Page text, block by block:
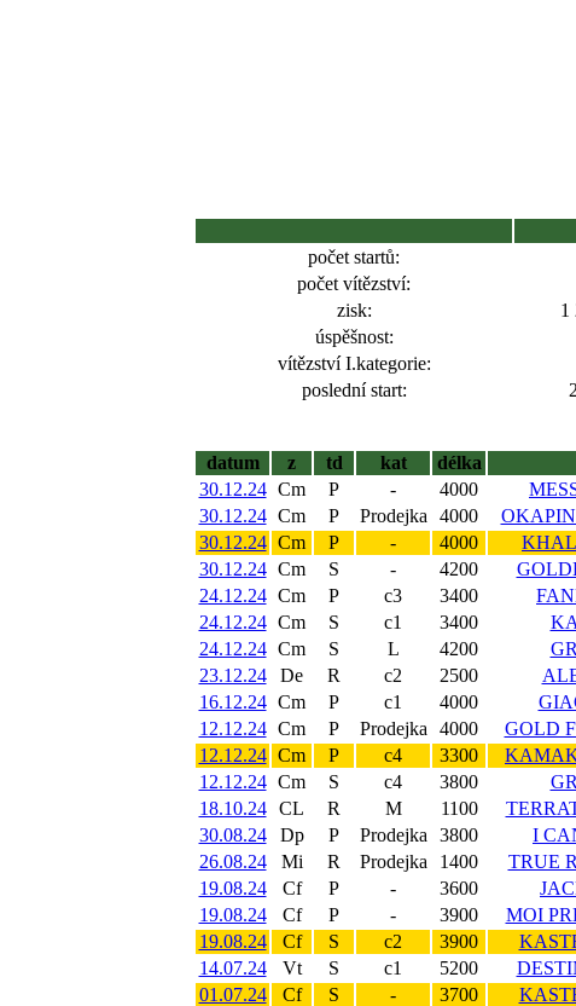
počet startů:
počet vítězství:
zisk:
1
úspěšnost:
vítězství I.kategorie:
poslední start:
datum
z td kat délka
30.12.24 Cm P - 4000
30.12.24 Cm P Prodejka 4000
30.12.24 Cm P - 4000
30.12.24 Cm S - 4200
24.12.24 Cm P c3 3400
24.12.24 Cm S c1 3400
24.12.24 Cm S L 4200
23.12.24
De R c2 2500
16.12.24 Cm P c1 4000
12.12.24 Cm P Prodejka 4000 GOLD
12.12.24 Cm P c4 3300
12.12.24 Cm S c4 3800
18.10.24
CL R M 1100
30.08.24
Dp P Prodejka 3800 I
26.08.24
Mi R Prodejka 1400 TRUE
19.08.24
Cf P - 3600
19.08.24
Cf P - 3900 MOI
19.08.24
Cf S c2 3900
14.07.24
Vt S c1 5200
01.07.24
Cf S - 3700